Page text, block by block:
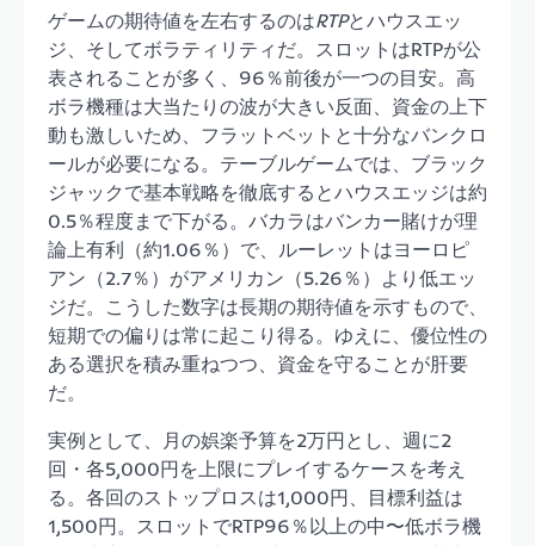
ゲームの期待値を左右するのはRTPとハウスエッ
ジ、そしてボラティリティだ。スロットはRTPが公
表されることが多く、96％前後が一つの目安。高
ボラ機種は大当たりの波が大きい反面、資金の上下
動も激しいため、フラットベットと十分なバンクロ
ールが必要になる。テーブルゲームでは、ブラック
ジャックで基本戦略を徹底するとハウスエッジは約
0.5％程度まで下がる。バカラはバンカー賭けが理
論上有利（約1.06％）で、ルーレットはヨーロピ
アン（2.7％）がアメリカン（5.26％）より低エッ
ジだ。こうした数字は長期の期待値を示すもので、
短期での偏りは常に起こり得る。ゆえに、優位性の
ある選択を積み重ねつつ、資金を守ることが肝要
だ。
実例として、月の娯楽予算を2万円とし、週に2
回・各5,000円を上限にプレイするケースを考え
る。各回のストップロスは1,000円、目標利益は
1,500円。スロットでRTP96％以上の中〜低ボラ機